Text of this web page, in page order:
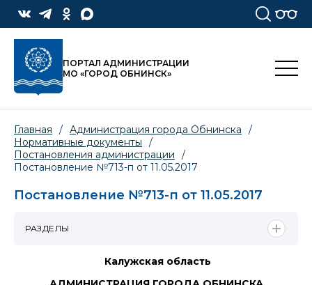
ПОРТАЛ АДМИНИСТРАЦИИ
МО «ГОРОД ОБНИНСК»
Главная / Администрация города Обнинска
/
Нормативные документы
/
Постановления администрации
/
Постановление №713-п от 11.05.2017
Постановление №713-п от 11.05.2017
Калужская область
РАЗДЕЛЫ